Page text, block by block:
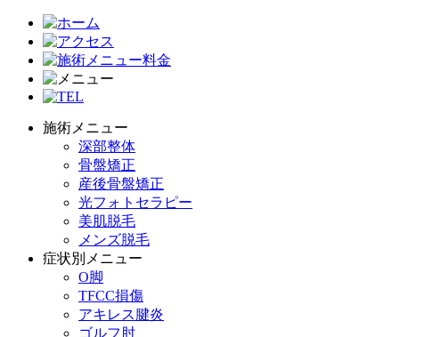
施術メニュー
深部整体
骨盤矯正
産後骨盤矯正
光フォトセラピー
美肌脱毛
メンズ脱毛
症状別メニュー
O脚
TFCC損傷
アキレス腱炎
ゴルフ肘